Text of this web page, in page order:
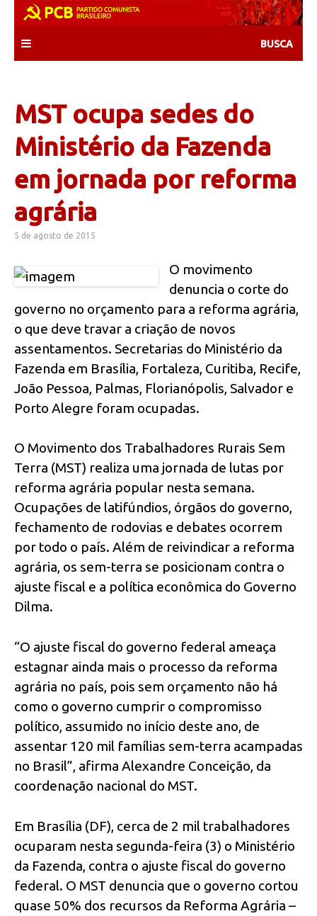
content
MST ocupa sedes do
Ministério da Fazenda
em jornada por reforma
agrária
5 de agosto de 2015
O movimento
denuncia o corte do
governo no orçamento para a reforma agrária,
o que deve travar a criação de novos
assentamentos. Secretarias do Ministério da
Fazenda em Brasília, Fortaleza, Curitiba, Recife,
João Pessoa, Palmas, Florianópolis, Salvador e
Porto Alegre foram ocupadas.
O Movimento dos Trabalhadores Rurais Sem
Terra (MST) realiza uma jornada de lutas por
reforma agrária popular nesta semana.
Ocupações de latifúndios, órgãos do governo,
fechamento de rodovias e debates ocorrem
por todo o país. Além de reivindicar a reforma
agrária, os sem-terra se posicionam contra o
ajuste fiscal e a política econômica do Governo
Dilma.
“O ajuste fiscal do governo federal ameaça
estagnar ainda mais o processo da reforma
agrária no país, pois sem orçamento não há
como o governo cumprir o compromisso
político, assumido no início deste ano, de
assentar 120 mil famílias sem-terra acampadas
no Brasil”, afirma Alexandre Conceição, da
coordenação nacional do MST.
Em Brasília (DF), cerca de 2 mil trabalhadores
ocuparam nesta segunda-feira (3) o Ministério
da Fazenda, contra o ajuste fiscal do governo
federal. O MST denuncia que o governo cortou
quase 50% dos recursos da Reforma Agrária –